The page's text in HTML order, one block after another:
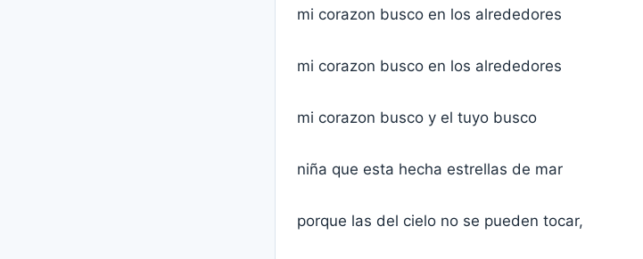
mi corazon busco en los alrededores
mi corazon busco en los alrededores
mi corazon busco y el tuyo busco
niña que esta hecha estrellas de mar
porque las del cielo no se pueden tocar,